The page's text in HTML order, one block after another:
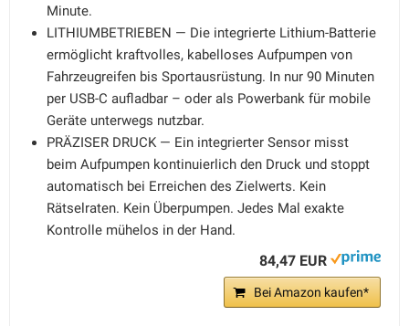
Minute.
LITHIUMBETRIEBEN — Die integrierte Lithium-Batterie
ermöglicht kraftvolles, kabelloses Aufpumpen von
Fahrzeugreifen bis Sportausrüstung. In nur 90 Minuten
per USB-C aufladbar – oder als Powerbank für mobile
Geräte unterwegs nutzbar.
PRÄZISER DRUCK — Ein integrierter Sensor misst
beim Aufpumpen kontinuierlich den Druck und stoppt
automatisch bei Erreichen des Zielwerts. Kein
Rätselraten. Kein Über­pumpen. Jedes Mal exakte
Kontrolle mühelos in der Hand.
84,47 EUR
Bei Amazon kaufen*